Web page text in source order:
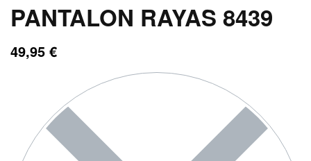
PANTALON RAYAS 8439
49,95 €